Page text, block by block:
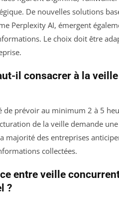
De nouvelles solutions
Perplexity AI, émergent
Le choix doit être
il consacrer à la veille
de prévoir au minimum 2 à 5
de la veille demande
majorité des entreprises
collectées.
entre veille
?